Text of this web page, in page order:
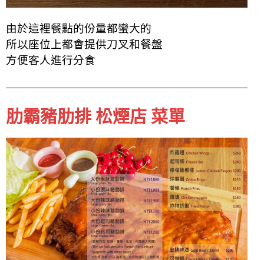
由於這裡餐點的份量都蠻大的
所以座位上都會提供刀叉和餐盤
方便客人進行分食
肋霸豬肋排 松煙店 菜單